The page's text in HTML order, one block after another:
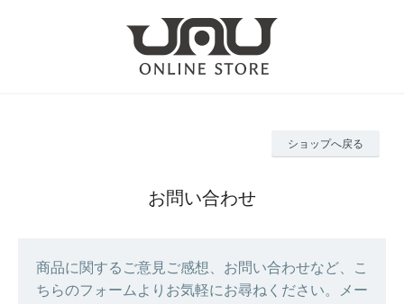
ショップへ戻る
お問い合わせ
商品に関するご意見ご感想、お問い合わせなど、こ
ちらのフォームよりお気軽にお尋ねください。メー